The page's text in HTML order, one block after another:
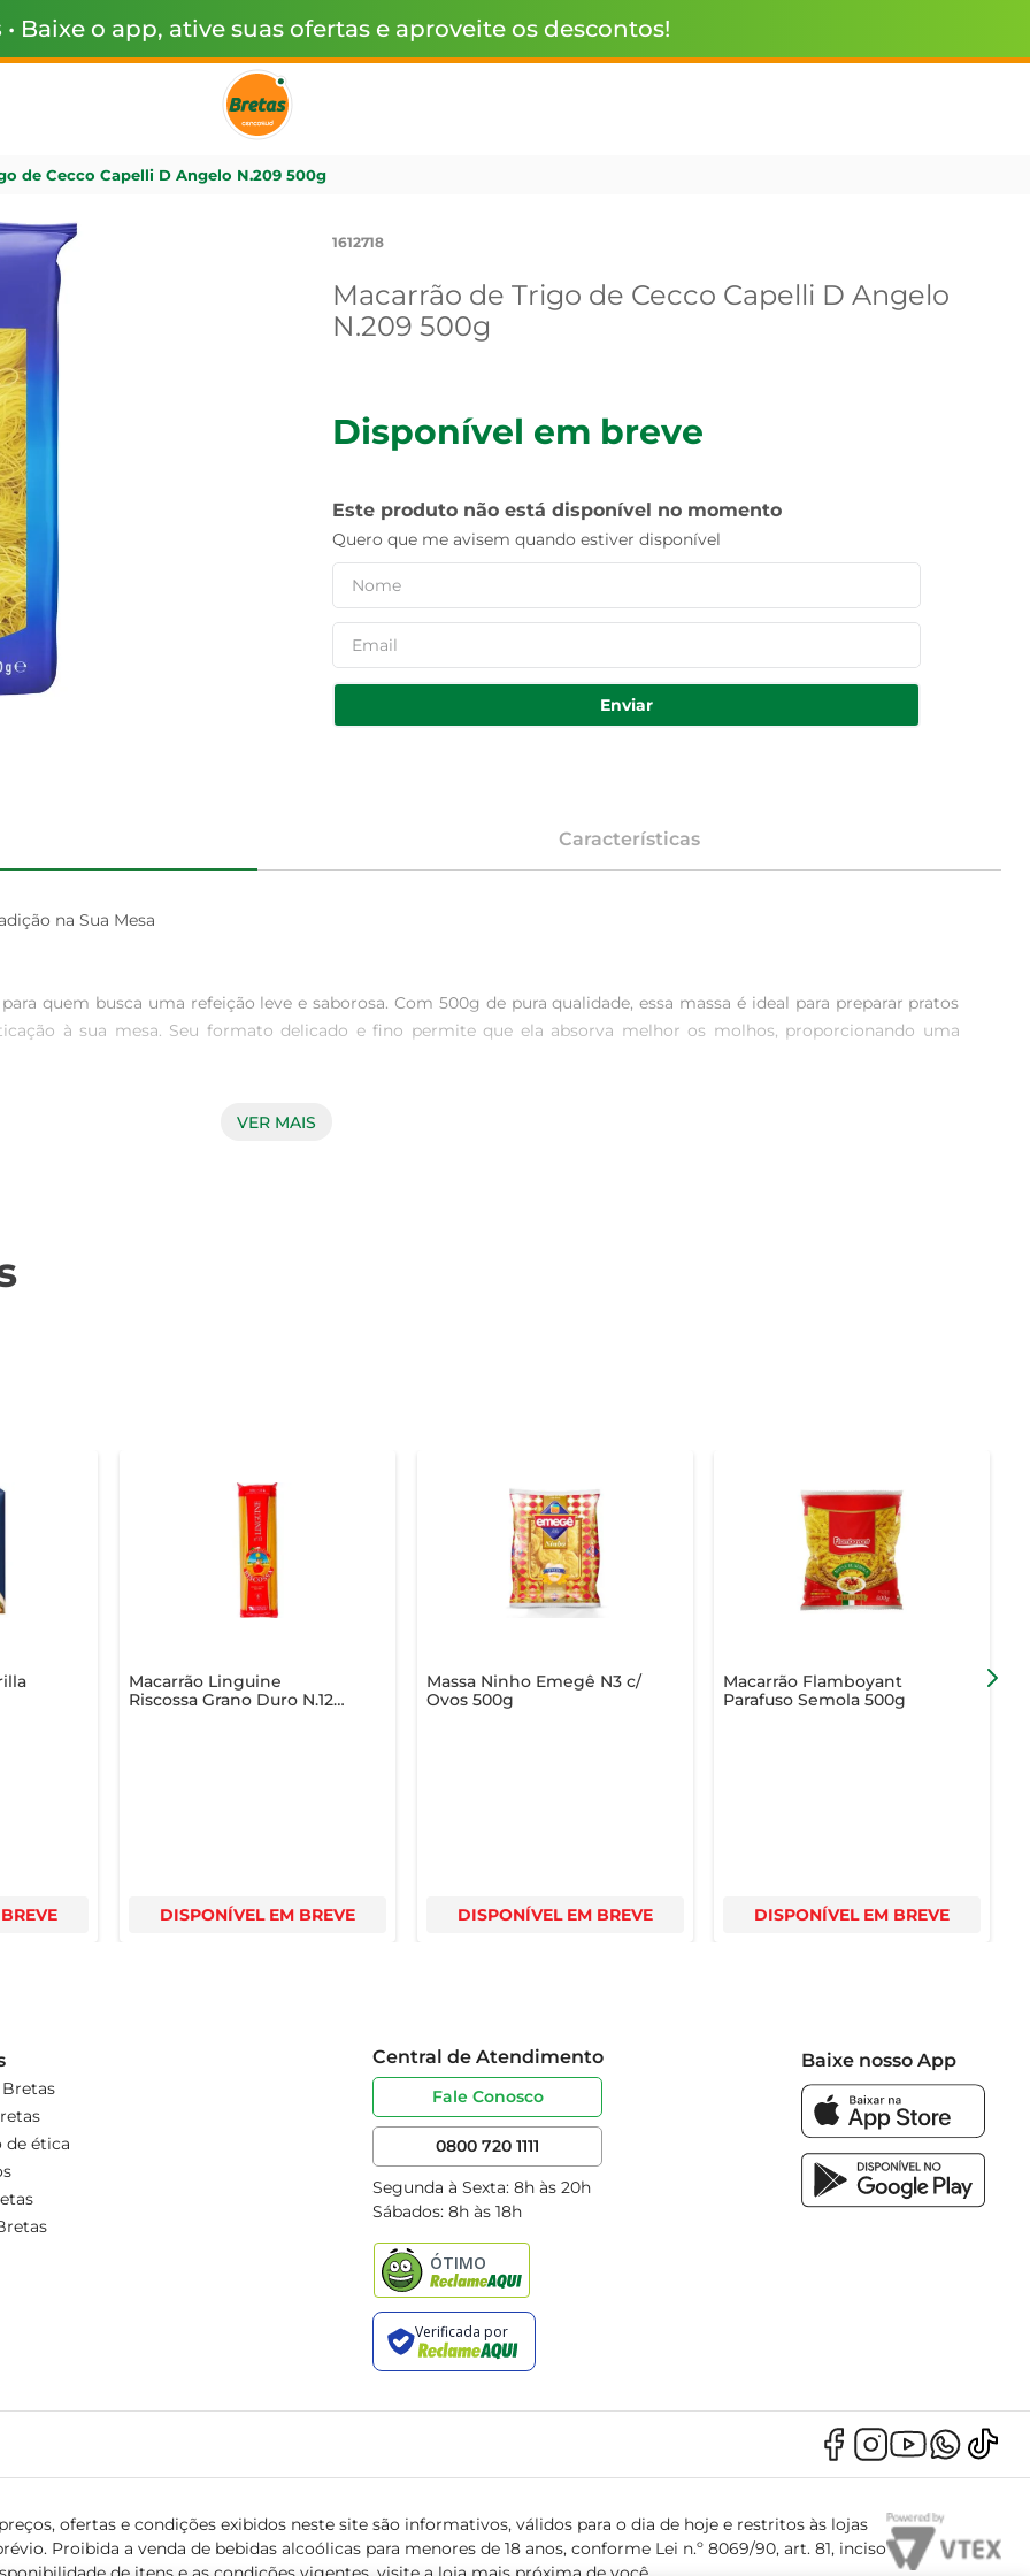
• Baixe o app, ative suas ofertas e aproveite os descontos!
de Cecco Capelli D Angelo N.209 500g
1612718
Macarrão de Trigo de Cecco Capelli D Angelo
N.209 500g
Disponível em breve
Este produto não está disponível no momento
Quero que me avisem quando estiver disponível
Enviar
Características
na Sua Mesa
quem busca uma refeição leve e saborosa. Com 500g de pura qualidade, essa massa é ideal para preparar pratos
à sua mesa. Seu formato delicado e fino permite que ela absorva melhor os molhos, proporcionando uma
que você a utilize em diversas receitas. Seja em um prato simples com azeite e ervas, ou em uma receita mais
suas refeições em momentos especiais, repletos de sabor e tradição. Aproveite a qualidade que só a Cecco pode
VER MAIS
Macarrão Linguine
Riscossa Grano Duro N.12
DISPONÍVEL EM BREVE
Massa Ninho Emegê N3 c/
Ovos 500g
DISPONÍVEL EM BREVE
Macarrão Flamboyant
Parafuso Semola 500g
DISPONÍVEL EM BREVE
de ética
Central de Atendimento
Fale Conosco
0800 720 1111
Segunda à Sexta: 8h às 20h
Sábados: 8h às 18h
Baixe nosso App
ofertas e condições exibidos neste site são informativos, válidos para o dia de hoje e restritos às lojas
Proibida a venda de bebidas alcoólicas para menores de 18 anos, conforme Lei n.º 8069/90, art. 81, inciso